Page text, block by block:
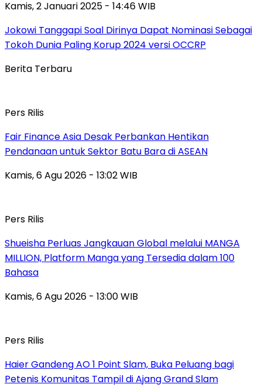
Kamis, 2 Januari 2025 - 14:46 WIB
Jokowi Tanggapi Soal Dirinya Dapat Nominasi Sebagai
Tokoh Dunia Paling Korup 2024 versi OCCRP
Berita Terbaru
Pers Rilis
Fair Finance Asia Desak Perbankan Hentikan
Pendanaan untuk Sektor Batu Bara di ASEAN
Kamis, 6 Agu 2026 - 13:02 WIB
Pers Rilis
Shueisha Perluas Jangkauan Global melalui MANGA
MILLION, Platform Manga yang Tersedia dalam 100
Bahasa
Kamis, 6 Agu 2026 - 13:00 WIB
Pers Rilis
Haier Gandeng AO 1 Point Slam, Buka Peluang bagi
Petenis Komunitas Tampil di Ajang Grand Slam